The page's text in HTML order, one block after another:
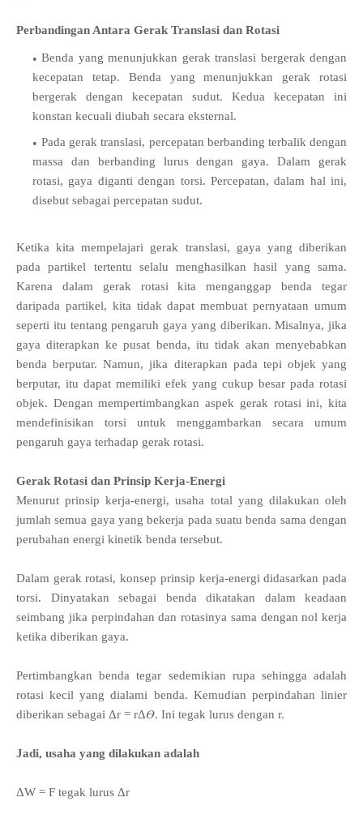
Perbandingan Antara Gerak Translasi dan Rotasi
Benda yang menunjukkan gerak translasi bergerak dengan
kecepatan tetap. Benda yang menunjukkan gerak rotasi
bergerak dengan kecepatan sudut. Kedua kecepatan ini
konstan kecuali diubah secara eksternal.
Pada gerak translasi, percepatan berbanding terbalik dengan
massa dan berbanding lurus dengan gaya. Dalam gerak
rotasi, gaya diganti dengan torsi. Percepatan, dalam hal ini,
disebut sebagai percepatan sudut.
Ketika kita mempelajari gerak translasi, gaya yang diberikan
pada partikel tertentu selalu menghasilkan hasil yang sama.
Karena dalam gerak rotasi kita menganggap benda tegar
daripada partikel, kita tidak dapat membuat pernyataan umum
seperti itu tentang pengaruh gaya yang diberikan. Misalnya, jika
gaya diterapkan ke pusat benda, itu tidak akan menyebabkan
benda berputar. Namun, jika diterapkan pada tepi objek yang
berputar, itu dapat memiliki efek yang cukup besar pada rotasi
objek. Dengan mempertimbangkan aspek gerak rotasi ini, kita
mendefinisikan torsi untuk menggambarkan secara umum
pengaruh gaya terhadap gerak rotasi.
Gerak Rotasi dan Prinsip Kerja-Energi
Menurut prinsip kerja-energi, usaha total yang dilakukan oleh
jumlah semua gaya yang bekerja pada suatu benda sama dengan
perubahan energi kinetik benda tersebut.
Dalam gerak rotasi, konsep prinsip kerja-energi didasarkan pada
torsi. Dinyatakan sebagai benda dikatakan dalam keadaan
seimbang jika perpindahan dan rotasinya sama dengan nol kerja
ketika diberikan gaya.
Pertimbangkan benda tegar sedemikian rupa sehingga adalah
rotasi kecil yang dialami benda. Kemudian perpindahan linier
diberikan sebagai Δr = rΔ𝛳. Ini tegak lurus dengan r.
Jadi, usaha yang dilakukan adalah
ΔW = F tegak lurus Δr